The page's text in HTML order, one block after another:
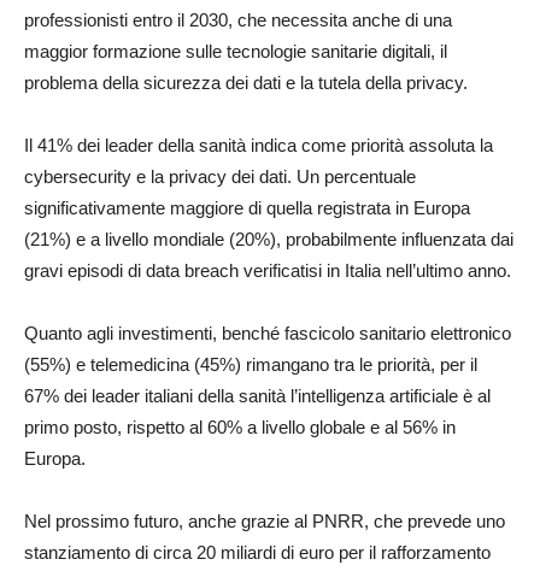
professionisti entro il 2030, che necessita anche di una
maggior formazione sulle tecnologie sanitarie digitali, il
problema della sicurezza dei dati e la tutela della privacy.
Il 41% dei leader della sanità indica come priorità assoluta la
cybersecurity e la privacy dei dati. Un percentuale
significativamente maggiore di quella registrata in Europa
(21%) e a livello mondiale (20%), probabilmente influenzata dai
gravi episodi di data breach verificatisi in Italia nell’ultimo anno.
Quanto agli investimenti, benché fascicolo sanitario elettronico
(55%) e telemedicina (45%) rimangano tra le priorità, per il
67% dei leader italiani della sanità l’intelligenza artificiale è al
primo posto, rispetto al 60% a livello globale e al 56% in
Europa.
Nel prossimo futuro, anche grazie al PNRR, che prevede uno
stanziamento di circa 20 miliardi di euro per il rafforzamento